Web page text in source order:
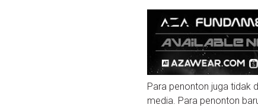
Para penonton juga tidak
media. Para penonton